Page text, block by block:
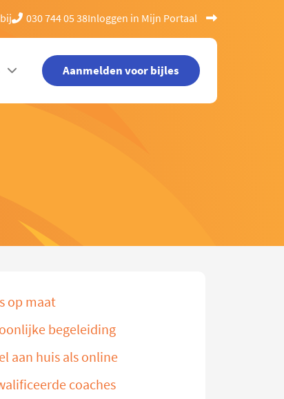
030 744 05 38Inloggen in Mijn Portaal
Aanmelden voor bijles
op maat
begeleiding
aan huis als online
coaches